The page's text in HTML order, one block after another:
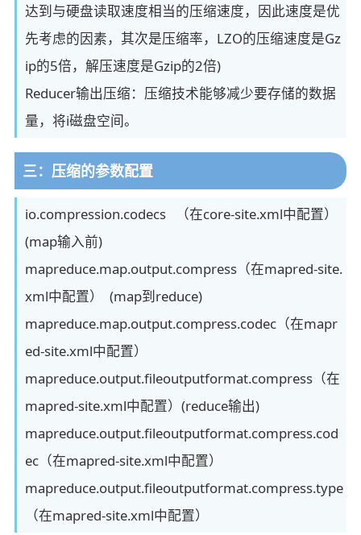
达到与硬盘读取速度相当的压缩速度，因此速度是优
先考虑的因素，其次是压缩率，LZO的压缩速度是Gz
ip的5倍，解压速度是Gzip的2倍)
Reducer输出压缩：压缩技术能够减少要存储的数据
量，将i磁盘空间。
三：压缩的参数配置
io.compression.codecs （在core-site.xml中配置）
(map输入前)
mapreduce.map.output.compress（在mapred-site.
xml中配置） (map到reduce)
mapreduce.map.output.compress.codec（在mapr
ed-site.xml中配置）
mapreduce.output.fileoutputformat.compress（在
mapred-site.xml中配置）(reduce输出)
mapreduce.output.fileoutputformat.compress.cod
ec（在mapred-site.xml中配置）
mapreduce.output.fileoutputformat.compress.type
（在mapred-site.xml中配置）